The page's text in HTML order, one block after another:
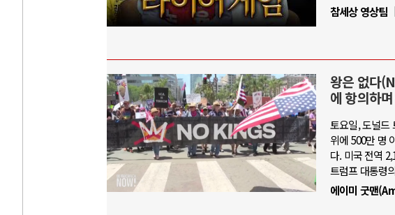
참세상 영상팀
왕은 없다
에 항의하
토요일, 도널드
위에 500만 명
다. 미국 전역
트럼프 대통령
에이미 굿맨